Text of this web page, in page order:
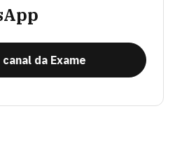
da Exame